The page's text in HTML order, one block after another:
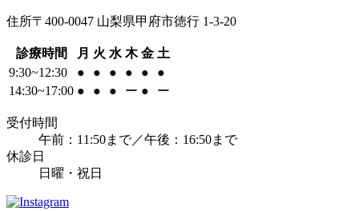
住所〒400-0047 山梨県甲府市徳行 1-3-20
診療時間 月 火 水 木 金 土
9:30~12:30
● ● ● ● ●
●
14:30~17:00 ● ● ● ー ● ー
受付時間
午前：11:50まで／午後：16:50まで
休診日
日曜・祝日